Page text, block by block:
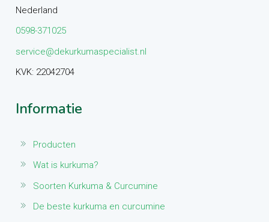
Nederland
0598-371025
service@dekurkumaspecialist.nl
KVK: 22042704
Informatie
Producten
Wat is kurkuma?
Soorten Kurkuma & Curcumine
De beste kurkuma en curcumine